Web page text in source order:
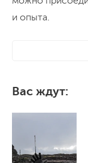
и опыта.
Вас ждут: